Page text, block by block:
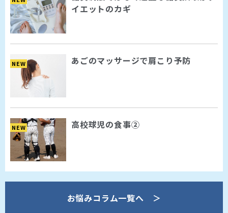
イエットのカギ
NEW あごのマッサージで肩こり予防
NEW 高校球児の食事②
お悩みコラム一覧へ ＞